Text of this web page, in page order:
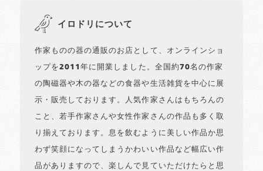
イロドリについて
作家ものの器の通販のお店として、オンラインショ
ップを2011年に開業しました。全国約70名の作家
の陶磁器や木の器などの食器や生活雑貨を中心に展
示・販売しております。人気作家さんはもちろんの
こと、若手作家さんや女性作家さんの作品も多く取
り揃えております。息を飲むように美しい作品か思
わず笑顔になってしまうかわいい作品など幅広い作
品がありますので、楽しんで見ていただけたらと思